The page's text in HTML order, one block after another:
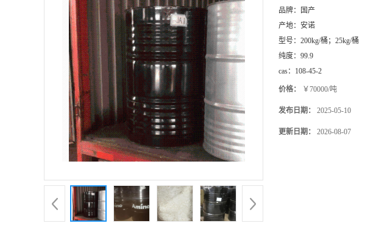
品牌：
国产
产地： 安诺
型号： 200kg/桶；25kg/桶
纯度： 99.9
cas： 108-45-2
价格： ￥70000/吨
发布日期： 2025-05-10
更新日期： 2026-08-07